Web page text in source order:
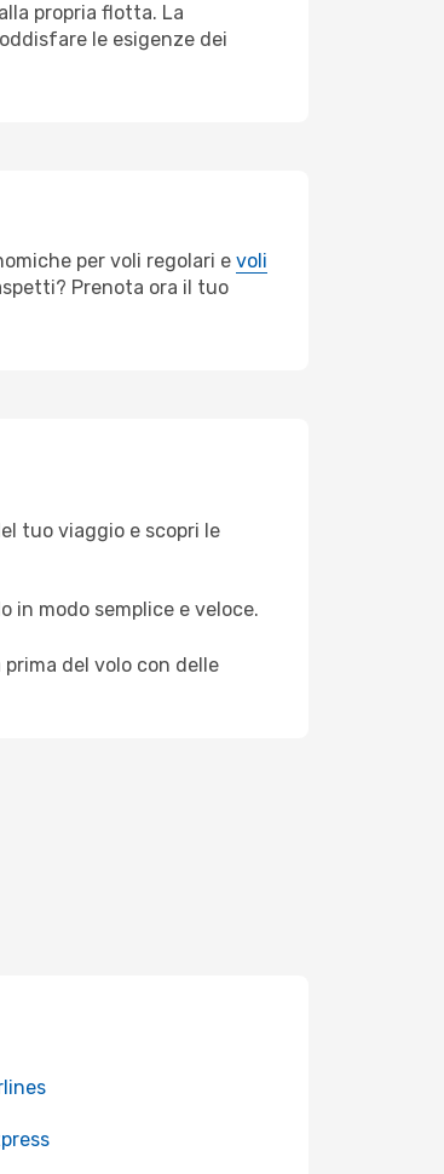
propria flotta. La
le esigenze dei
per voli regolari e voli
Prenota ora il tuo
tuo viaggio e scopri le
in modo semplice e veloce.
del volo con delle